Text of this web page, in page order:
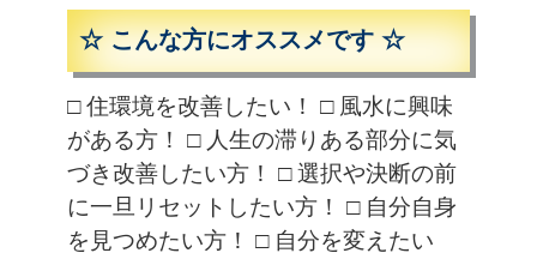
☆ こんな方にオススメです ☆
□ 住環境を改善したい！
□ 風水に興味
がある方！
□ 人生の滞りある部分に気
づき改善したい方！
□ 選択や決断の前
に一旦リセットしたい方！
□ 自分自身
を見つめたい方！
□ 自分を変えたい